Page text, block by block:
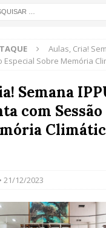
Aulas, Cria!
Especial Sobre Memória
Semana
com
• 21/12/2023